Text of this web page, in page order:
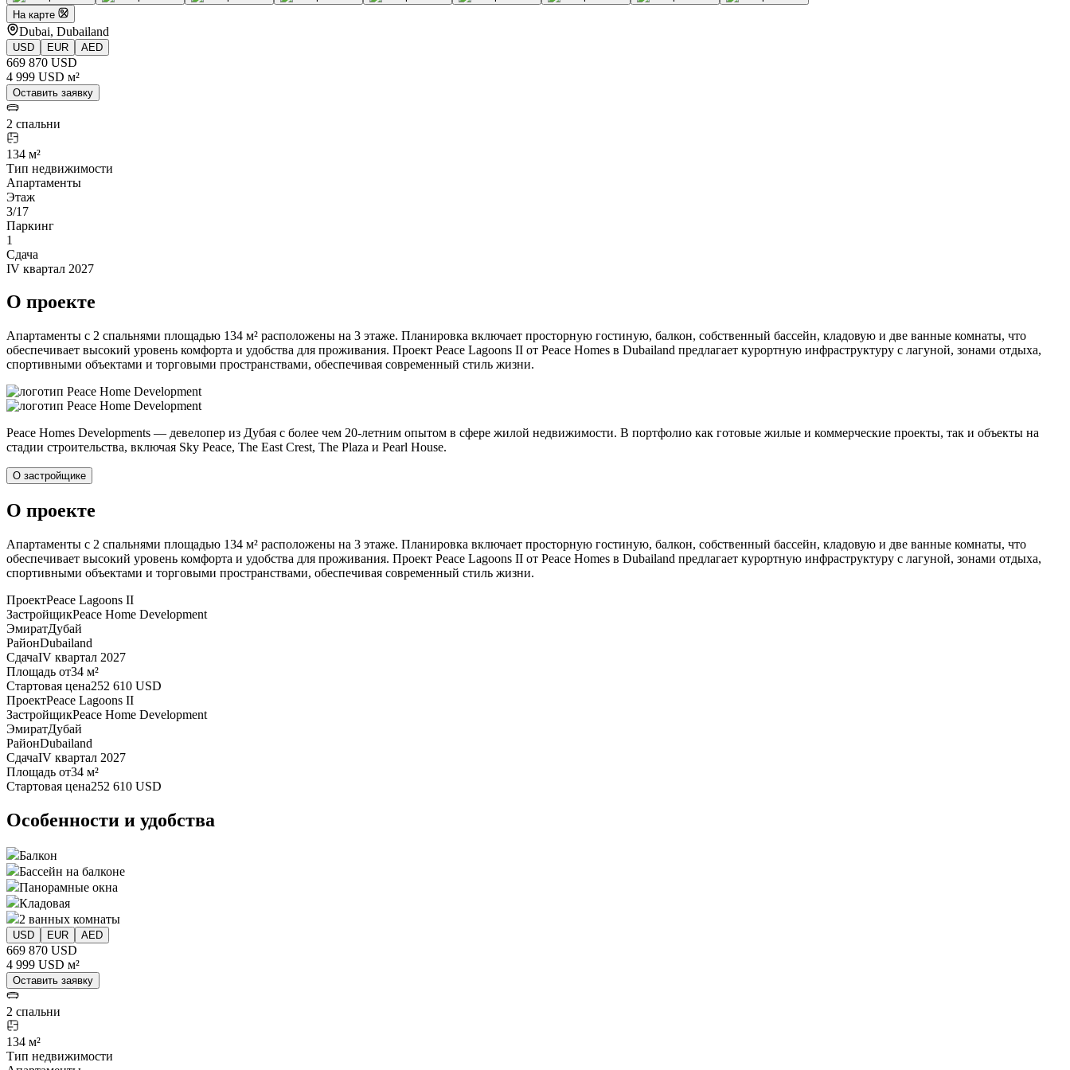
На карте
Dubai, Dubailand
USD EUR AED
669 870 USD
4 999 USD м²
Оставить заявку
2 спальни
134 м²
Тип недвижимости
Апартаменты
Этаж
3/17
Паркинг
1
Сдача
IV квартал 2027
О проекте
Апартаменты с 2 спальнями площадью 134 м² расположены на 3 этаже. Планировка включает просторную гостиную, балкон, собственный бассейн, кладовую и две ванные комнаты, что
обеспечивает высокий уровень комфорта и удобства для проживания. Проект Peace Lagoons II от Peace Homes в Dubailand предлагает курортную инфраструктуру с лагуной, зонами отдыха,
спортивными объектами и торговыми пространствами, обеспечивая современный стиль жизни.
Peace Homes Developments — девелопер из Дубая с более чем 20-летним опытом в сфере жилой недвижимости. В портфолио как готовые жилые и коммерческие проекты, так и объекты на
стадии строительства, включая Sky Peace, The East Crest, The Plaza и Pearl House.
О застройщике
О проекте
Апартаменты с 2 спальнями площадью 134 м² расположены на 3 этаже. Планировка включает просторную гостиную, балкон, собственный бассейн, кладовую и две ванные комнаты, что
обеспечивает высокий уровень комфорта и удобства для проживания. Проект Peace Lagoons II от Peace Homes в Dubailand предлагает курортную инфраструктуру с лагуной, зонами отдыха,
спортивными объектами и торговыми пространствами, обеспечивая современный стиль жизни.
ПроектPeace Lagoons II
ЗастройщикPeace Home Development
ЭмиратДубай
РайонDubailand
СдачаIV квартал 2027
Площадь от34 м²
Стартовая цена252 610 USD
ПроектPeace Lagoons II
ЗастройщикPeace Home Development
ЭмиратДубай
РайонDubailand
СдачаIV квартал 2027
Площадь от34 м²
Стартовая цена252 610 USD
Особенности и удобства
Балкон
Бассейн на балконе
Панорамные окна
Кладовая
2 ванных комнаты
USD EUR AED
669 870 USD
4 999 USD м²
Оставить заявку
2 спальни
134 м²
Тип недвижимости